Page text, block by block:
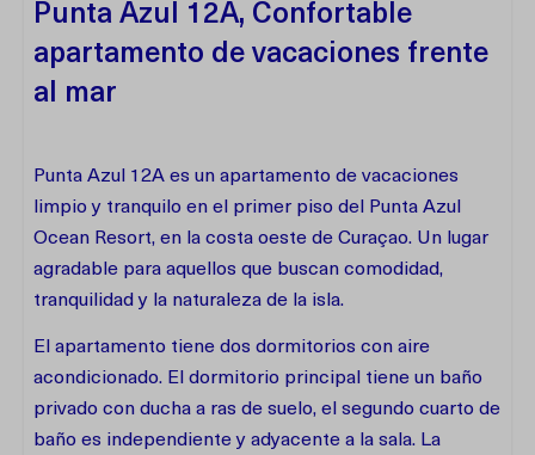
Punta Azul 12A, Confortable
apartamento de vacaciones frente
al mar
Punta Azul 12A es un apartamento de vacaciones
limpio y tranquilo en el primer piso del Punta Azul
Ocean Resort, en la costa oeste de Curaçao. Un lugar
agradable para aquellos que buscan comodidad,
tranquilidad y la naturaleza de la isla.
El apartamento tiene dos dormitorios con aire
acondicionado. El dormitorio principal tiene un baño
privado con ducha a ras de suelo, el segundo cuarto de
baño es independiente y adyacente a la sala. La